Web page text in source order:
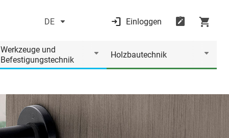
DE Einloggen
Werkzeuge und
Befestigungstechnik
Holzbautechnik